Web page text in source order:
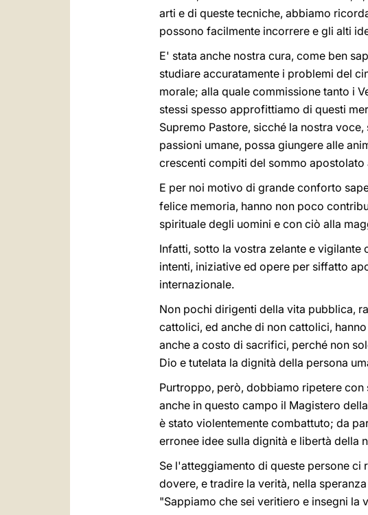
arti e di queste tecniche, abbiamo
possono facilmente incorrere e gli alti
E' stata anche nostra cura, come ben
studiare accuratamente i problemi del
morale; alla quale commissione tanto i
stessi spesso approfittiamo di questi
Supremo Pastore, sicché la nostra
passioni umane, possa giungere alle
crescenti compiti del sommo apostolato
E per noi motivo di grande conforto
felice memoria, hanno non poco
spirituale degli uomini e con ciò alla
Infatti, sotto la vostra zelante e vigilante
intenti, iniziative ed opere per siffatto
internazionale.
Non pochi dirigenti della vita pubblica,
cattolici, ed anche di non cattolici,
anche a costo di sacrifici, perché non
Dio e tutelata la dignità della persona
Purtroppo, però, dobbiamo ripetere
anche in questo campo il Magistero
è stato violentemente combattuto; da
erronee idee sulla dignità e libertà della
Se l'atteggiamento di queste persone
dovere, e tradire la verità, nella
"Sappiamo che sei veritiero e insegni la